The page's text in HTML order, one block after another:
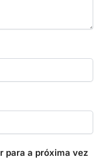
para a próxima vez